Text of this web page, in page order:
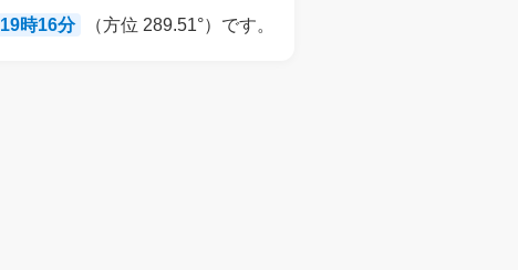
19時16分 （方位 289.51°）です。